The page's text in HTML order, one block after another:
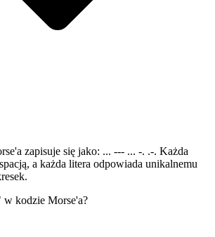
zapisuje się jako: ... --- ... -. .-. Każda
a każda litera odpowiada unikalnemu
w kodzie Morse'a?